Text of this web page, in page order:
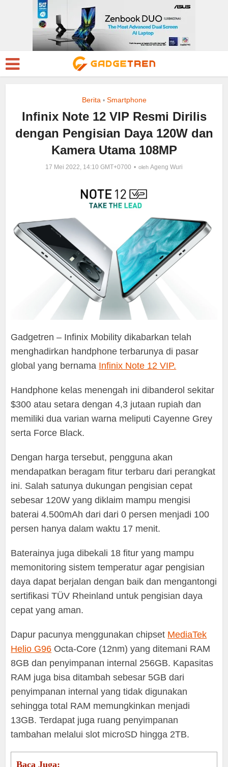
Berita • Smartphone
Infinix Note 12 VIP Resmi Dirilis
dengan Pengisian Daya 120W dan
Kamera Utama 108MP
17 Mei 2022, 14:10 GMT+0700 oleh Ageng Wuri
Gadgetren – Infinix Mobility dikabarkan telah
menghadirkan handphone terbarunya di pasar
global yang bernama Infinix Note 12 VIP.
Handphone kelas menengah ini dibanderol sekitar
$300 atau setara dengan 4,3 jutaan rupiah dan
memiliki dua varian warna meliputi Cayenne Grey
serta Force Black.
Dengan harga tersebut, pengguna akan
mendapatkan beragam fitur terbaru dari perangkat
ini. Salah satunya dukungan pengisian cepat
sebesar 120W yang diklaim mampu mengisi
baterai 4.500mAh dari dari 0 persen menjadi 100
persen hanya dalam waktu 17 menit.
Baterainya juga dibekali 18 fitur yang mampu
memonitoring sistem temperatur agar pengisian
daya dapat berjalan dengan baik dan mengantongi
sertifikasi TÜV Rheinland untuk pengisian daya
cepat yang aman.
Dapur pacunya menggunakan chipset MediaTek
Helio G96 Octa-Core (12nm) yang ditemani RAM
8GB dan penyimpanan internal 256GB. Kapasitas
RAM juga bisa ditambah sebesar 5GB dari
penyimpanan internal yang tidak digunakan
sehingga total RAM memungkinkan menjadi
13GB. Terdapat juga ruang penyimpanan
tambahan melalui slot microSD hingga 2TB.
Baca Juga: